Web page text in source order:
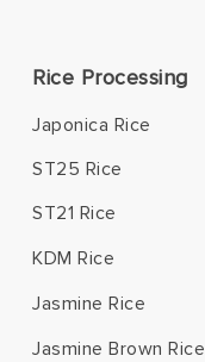
Rice Processing
Japonica Rice
ST25 Rice
ST21 Rice
KDM Rice
Jasmine Rice
Jasmine Brown Rice